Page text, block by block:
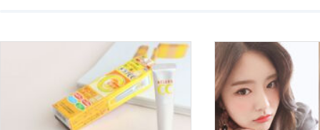
gội, xả, trang bị cả
mà vẫn chưa cải